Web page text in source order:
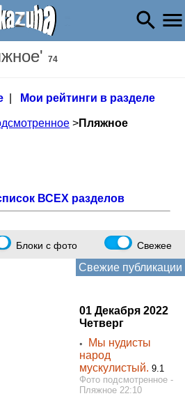
74
| Мои рейтинги в разделе
>Пляжное
ВСЕХ разделов
Блоки с фото Свежее
Свежие публикации
01 Декабря 2022
Четверг
◦
Мы нудисты
народ
мускулистый. 9.1
Фото подсмотренное -
Пляжное 22:10